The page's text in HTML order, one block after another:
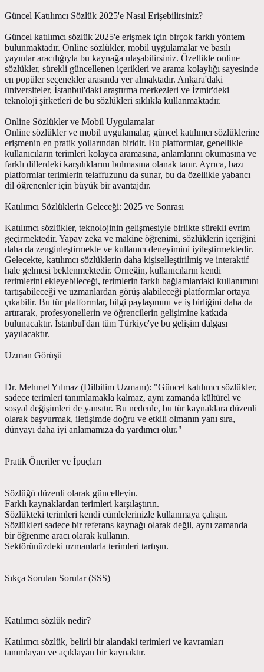
Güncel Katılımcı Sözlük 2025'e Nasıl Erişebilirsiniz?
Güncel katılımcı sözlük 2025'e erişmek için birçok farklı yöntem
bulunmaktadır. Online sözlükler, mobil uygulamalar ve basılı
yayınlar aracılığıyla bu kaynağa ulaşabilirsiniz. Özellikle online
sözlükler, sürekli güncellenen içerikleri ve arama kolaylığı sayesinde
en popüler seçenekler arasında yer almaktadır. Ankara'daki
üniversiteler, İstanbul'daki araştırma merkezleri ve İzmir'deki
teknoloji şirketleri de bu sözlükleri sıklıkla kullanmaktadır.
Online Sözlükler ve Mobil Uygulamalar
Online sözlükler ve mobil uygulamalar, güncel katılımcı sözlüklerine
erişmenin en pratik yollarından biridir. Bu platformlar, genellikle
kullanıcıların terimleri kolayca aramasına, anlamlarını okumasına ve
farklı dillerdeki karşılıklarını bulmasına olanak tanır. Ayrıca, bazı
platformlar terimlerin telaffuzunu da sunar, bu da özellikle yabancı
dil öğrenenler için büyük bir avantajdır.
Katılımcı Sözlüklerin Geleceği: 2025 ve Sonrası
Katılımcı sözlükler, teknolojinin gelişmesiyle birlikte sürekli evrim
geçirmektedir. Yapay zeka ve makine öğrenimi, sözlüklerin içeriğini
daha da zenginleştirmekte ve kullanıcı deneyimini iyileştirmektedir.
Gelecekte, katılımcı sözlüklerin daha kişiselleştirilmiş ve interaktif
hale gelmesi beklenmektedir. Örneğin, kullanıcıların kendi
terimlerini ekleyebileceği, terimlerin farklı bağlamlardaki kullanımını
tartışabileceği ve uzmanlardan görüş alabileceği platformlar ortaya
çıkabilir. Bu tür platformlar, bilgi paylaşımını ve iş birliğini daha da
artırarak, profesyonellerin ve öğrencilerin gelişimine katkıda
bulunacaktır. İstanbul'dan tüm Türkiye'ye bu gelişim dalgası
yayılacaktır.
Uzman Görüşü
Dr. Mehmet Yılmaz (Dilbilim Uzmanı): "Güncel katılımcı sözlükler,
sadece terimleri tanımlamakla kalmaz, aynı zamanda kültürel ve
sosyal değişimleri de yansıtır. Bu nedenle, bu tür kaynaklara düzenli
olarak başvurmak, iletişimde doğru ve etkili olmanın yanı sıra,
dünyayı daha iyi anlamamıza da yardımcı olur."
Pratik Öneriler ve İpuçları
Sözlüğü düzenli olarak güncelleyin.
Farklı kaynaklardan terimleri karşılaştırın.
Sözlükteki terimleri kendi cümlelerinizle kullanmaya çalışın.
Sözlükleri sadece bir referans kaynağı olarak değil, aynı zamanda
bir öğrenme aracı olarak kullanın.
Sektörünüzdeki uzmanlarla terimleri tartışın.
Sıkça Sorulan Sorular (SSS)
Katılımcı sözlük nedir?
Katılımcı sözlük, belirli bir alandaki terimleri ve kavramları
tanımlayan ve açıklayan bir kaynaktır.